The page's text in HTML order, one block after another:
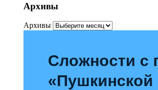
Архивы
Архивы
Сложности с
«Пушкинской